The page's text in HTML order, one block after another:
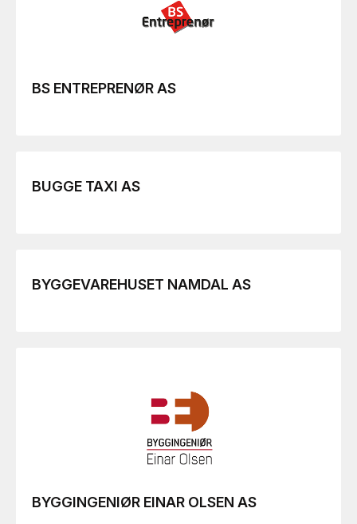
BS ENTREPRENØR AS
BUGGE TAXI AS
BYGGEVAREHUSET NAMDAL AS
BYGGINGENIØR EINAR OLSEN AS